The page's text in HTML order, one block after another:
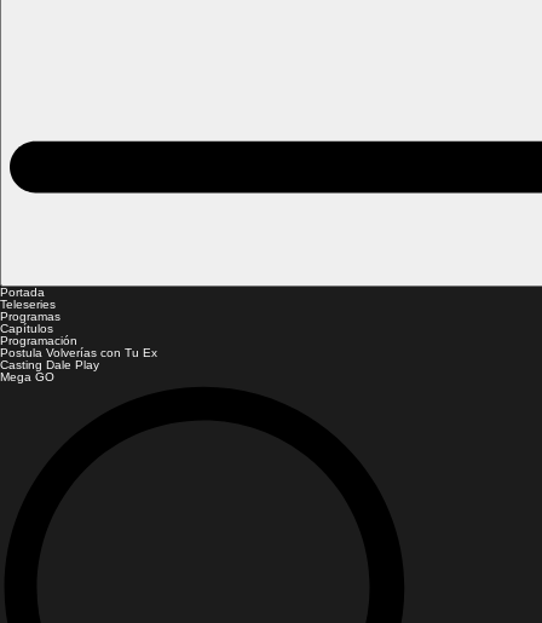
Portada
Teleseries
Programas
Capítulos
Programación
Postula Volverías con Tu Ex
Casting Dale Play
Mega GO